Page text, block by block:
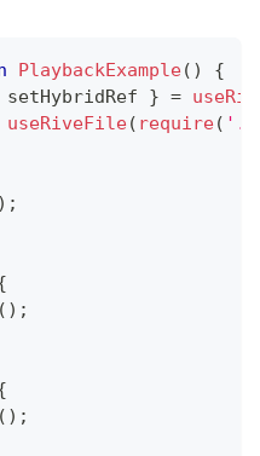
PlaybackExample( )
{
setHybridRef } =
useRiveFile( require(
) ;
( ) ;
( ) ;